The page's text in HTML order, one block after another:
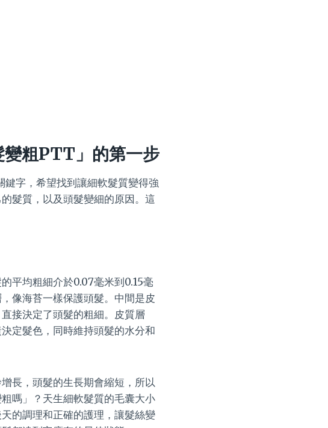
變粗PTT」的第一步
字，希望找到讓細軟髮質變得強
髮質，以及頭髮變細的原因。這
平均粗細介於0.07毫米到0.15毫
像海苔一樣保護頭髮。中間是皮
接決定了頭髮的粗細。皮質層
定髮色，同時維持頭髮的水分和
長，頭髮的生長期會縮短，所以
嗎」？天生細軟髮質的毛囊大小
的調理和正確的護理，讓髮絲變